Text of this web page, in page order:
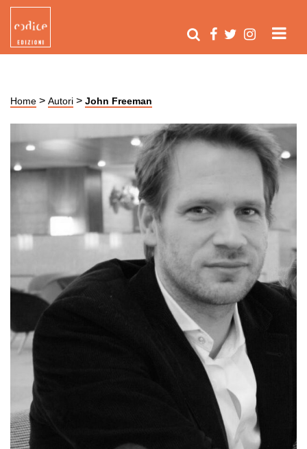
Home > Autori > John Freeman